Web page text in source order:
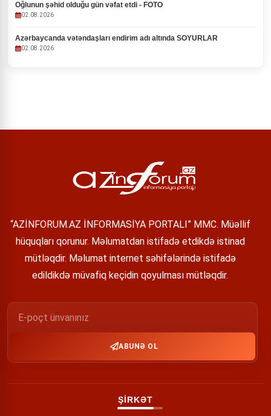
Oğlunun şəhid olduğu gün vəfat etdi - FOTO
02.08.2026
Azərbaycanda vətəndaşları endirim adı altında SOYURLAR
02.08.2026
“AZİNFORUM.AZ İNFORMASİYA PORTALI” MMC. Müəllif
hüquqları qorunur. Məlumatdan istifadə etdikdə istinad
mütləqdir. Məlumat internet səhifələrində istifadə
edildikdə müvafiq keçidin qoyulması mütləqdir.
ABUNƏ OL
ŞİRKƏT